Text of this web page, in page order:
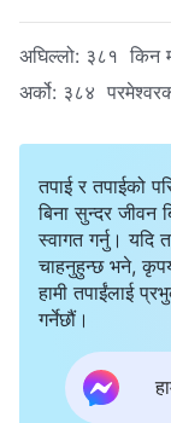
अघिल्लो: ३८१ किन
अर्को: ३८४
तपाई र तपाईको
बिना सुन्दर जीवन
स्वागत गर्नु। यदि
चाहनुहुन्छ भने,
हामी तपाईंलाई
गर्नेछौं।